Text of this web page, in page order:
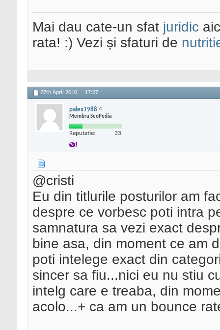
Mai dau cate-un sfat juridic
rata! :) Vezi și sfaturi de
27th April 2010, 17:27
palex1988
Membru SeoPedia
Reputatie: 33
@cristi
Eu din titlurile posturilor am
despre ce vorbesc poti intra
samnatura sa vezi exact
bine asa, din moment ce am
poti intelege exact din
sincer sa fiu...nici eu nu stiu
intelg care e treaba, din
acolo...+ ca am un bounce